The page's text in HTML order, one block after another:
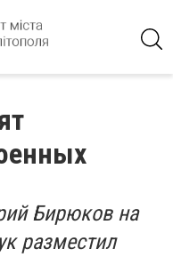
Бирюков на
разместил